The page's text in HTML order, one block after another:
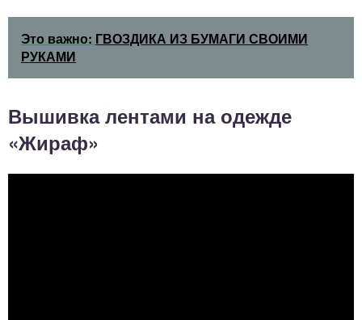
Это важно: ГВОЗДИКА ИЗ БУМАГИ СВОИМИ
РУКАМИ
Вышивка лентами на одежде
«Жираф»